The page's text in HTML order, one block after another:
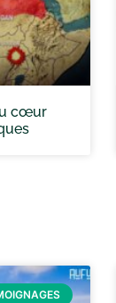
cœur